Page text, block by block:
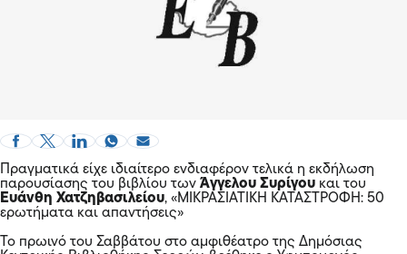
Πραγματικά είχε ιδιαίτερο ενδιαφέρον τελικά η εκδήλωση
παρουσίασης του βιβλίου των Άγγελου Συρίγου και του
Ευάνθη Χατζηβασιλείου, «ΜΙΚΡΑΣΙΑΤΙΚΗ ΚΑΤΑΣΤΡΟΦΗ: 50
ερωτήματα και απαντήσεις»
Το πρωινό του Σαββάτου στο αμφιθέατρο της Δημόσιας